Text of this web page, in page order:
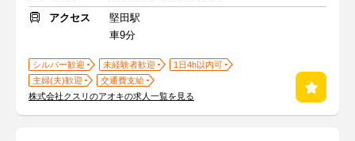
アクセス
堅田駅
車9分
シルバー歓迎 未経験者歓迎
1日4h以内可
主婦(夫)歓迎
交通費支給
株式会社クスリのアオキの求人一覧を見る